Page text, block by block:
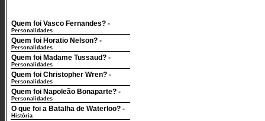
Quem foi Vasco Fernandes? -
Personalidades
Quem foi Horatio Nelson? -
Personalidades
Quem foi Madame Tussaud? -
Personalidades
Quem foi Christopher Wren? -
Personalidades
Quem foi Napoleão Bonaparte? -
Personalidades
O que foi a Batalha de Waterloo? -
História